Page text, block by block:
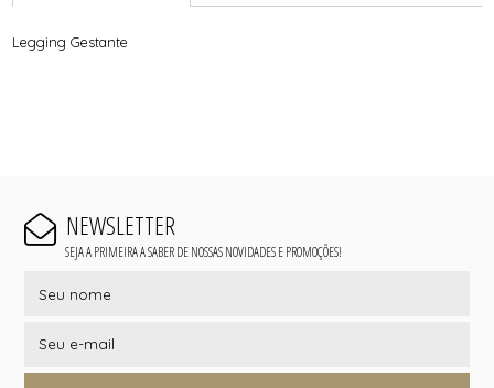
Legging Gestante
NEWSLETTER
SEJA A PRIMEIRA A SABER DE NOSSAS NOVIDADES E PROMOÇÕES!